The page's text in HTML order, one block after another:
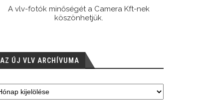
A vlv-fotók minőségét a Camera Kft-nek
köszönhetjük.
AZ ÚJ VLV ARCHÍVUMA